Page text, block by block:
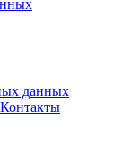
данных
Контакты